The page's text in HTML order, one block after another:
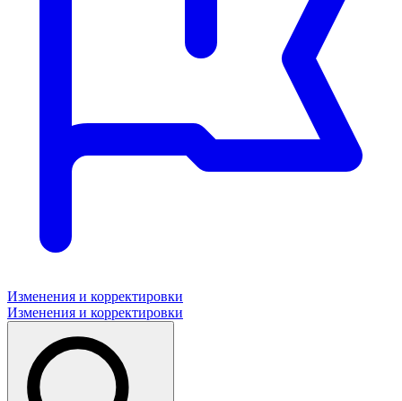
Изменения и корректировки
Изменения и корректировки